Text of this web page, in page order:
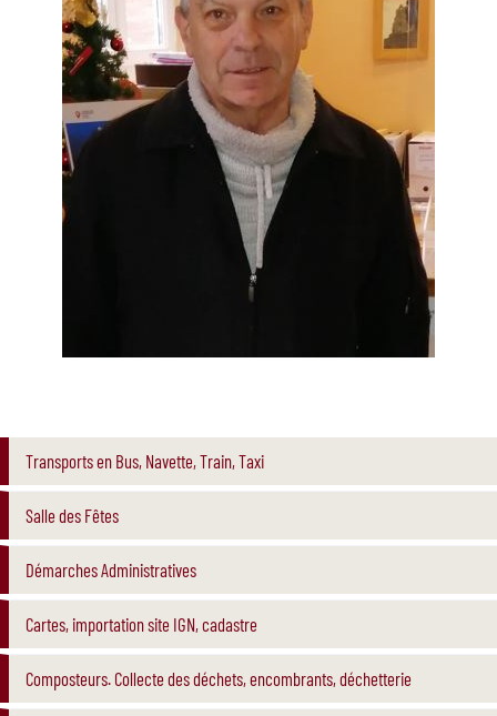
Transports en Bus, Navette, Train, Taxi
Salle des Fêtes
Démarches Administratives
Cartes, importation site IGN, cadastre
Composteurs. Collecte des déchets, encombrants, déchetterie